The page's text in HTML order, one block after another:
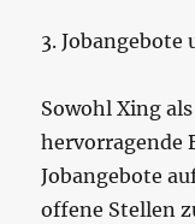
3. Jobangebote
Sowohl Xing
hervorragende
Jobangebote
offene Stellen